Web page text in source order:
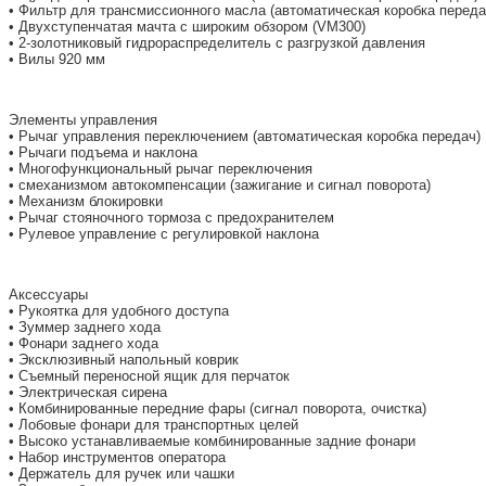
• Фильтр для трансмиссионного масла (автоматическая коробка
• Двухступенчатая мачта с широким обзором (VM300)
• 2-золотниковый гидрораспределитель с разгрузкой давления
• Вилы 920 мм
Элементы управления
• Рычаг управления переключением (автоматическая коробка передач)
• Рычаги подъема и наклона
• Многофункциональный рычаг переключения
• смеханизмом автокомпенсации (зажигание и сигнал поворота)
• Механизм блокировки
• Рычаг стояночного тормоза с предохранителем
• Рулевое управление с регулировкой наклона
Аксессуары
• Рукоятка для удобного доступа
• Зуммер заднего хода
• Фонари заднего хода
• Эксклюзивный напольный коврик
• Съемный переносной ящик для перчаток
• Электрическая сирена
• Комбинированные передние фары (сигнал поворота, очистка)
• Лобовые фонари для транспортных целей
• Высоко устанавливаемые комбинированные задние фонари
• Набор инструментов оператора
• Держатель для ручек или чашки